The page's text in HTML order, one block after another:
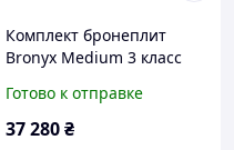
Комплект бронеплит
Bronyx Medium 3 класc
Бронепластины, 3,
Medium,
Готово к отправке
37 280₴